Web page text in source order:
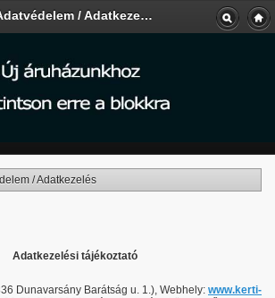
Adatvédelem / Adatkezelés - Kerti-Áruda
/ Adatkezelés
Adatkezelési tájékoztató
Dunavarsány Barátság u. 1.), Webhely: www.kerti-